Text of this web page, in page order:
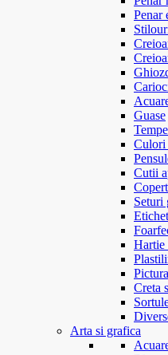
Penar
Guase
Culori
Cutii
Seturi
Hartie
Creta
Arta si grafica